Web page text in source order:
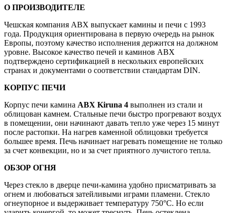
О ПРОИЗВОДИТЕЛЕ
Чешская компания ABX выпускает камины и печи с 1993
года. Продукция ориентирована в первую очередь на рынок
Европы, поэтому качество исполнения держится на должном
уровне. Высокое качество печей и каминов АВХ
подтверждено сертификацией в нескольких европейских
странах и документами о соответствии стандартам DIN.
КОРПУС ПЕЧИ
Корпус печи камина ABX Kiruna 4 выполнен из стали и
облицован камнем. Стальные печи быстро прогревают воздух
в помещении, они начинают давать тепло уже через 15 минут
после растопки. На нагрев каменной облицовки требуется
большее время. Печь начинает нагревать помещение не только
за счет конвекции, но и за счет приятного лучистого тепла.
ОБЗОР ОГНЯ
Через стекло в дверце печи-камина удобно присматривать за
огнем и любоваться затейливыми играми пламени. Стекло
огнеупорное и выдерживает температуру 750°C. Но если